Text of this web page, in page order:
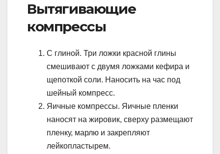
Вытягивающие
компрессы
С глиной. Три ложки красной глины
смешивают с двумя ложками кефира и
щепоткой соли. Наносить на час под
шейный компресс.
Яичные компрессы. Яичные пленки
наносят на жировик, сверху размещают
пленку, марлю и закрепляют
лейкопластырем.